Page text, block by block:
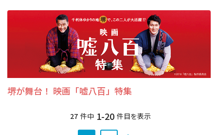
堺が舞台！ 映画「嘘八百」特集
27 件中 1-20 件目を表示